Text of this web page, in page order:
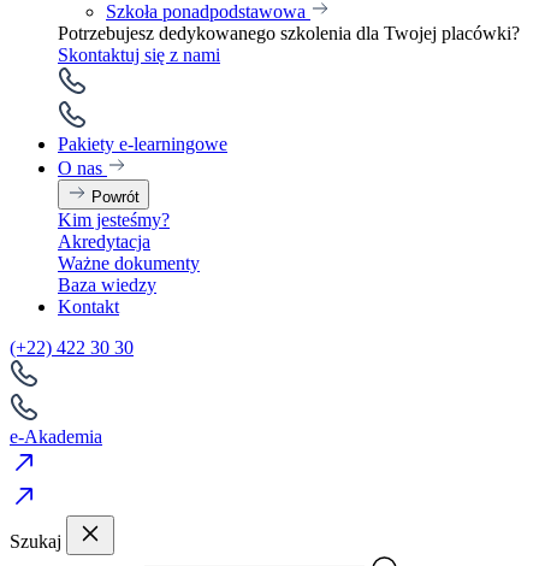
Szkoła ponadpodstawowa
Potrzebujesz dedykowanego szkolenia dla Twojej placówki?
Skontaktuj się z nami
Pakiety e-learningowe
O nas
Powrót
Kim jesteśmy?
Akredytacja
Ważne dokumenty
Baza wiedzy
Kontakt
(+22) 422 30 30
e-Akademia
Szukaj